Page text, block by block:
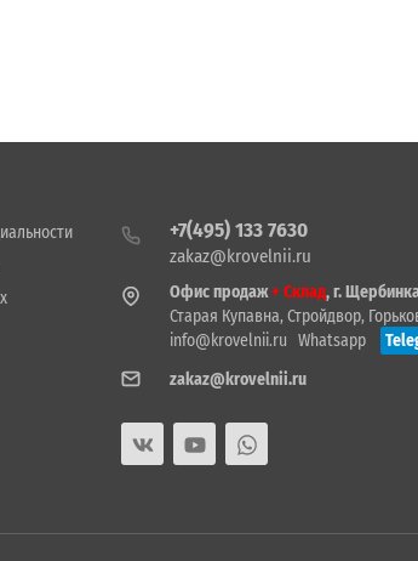
+7(495) 133 7630
zakaz@krovelnii.ru
Офис продаж+ Склад, г.
Старая Купавна, Стройдвор,
info@krovelnii.ru
Whatsapp
zakaz@krovelnii.ru